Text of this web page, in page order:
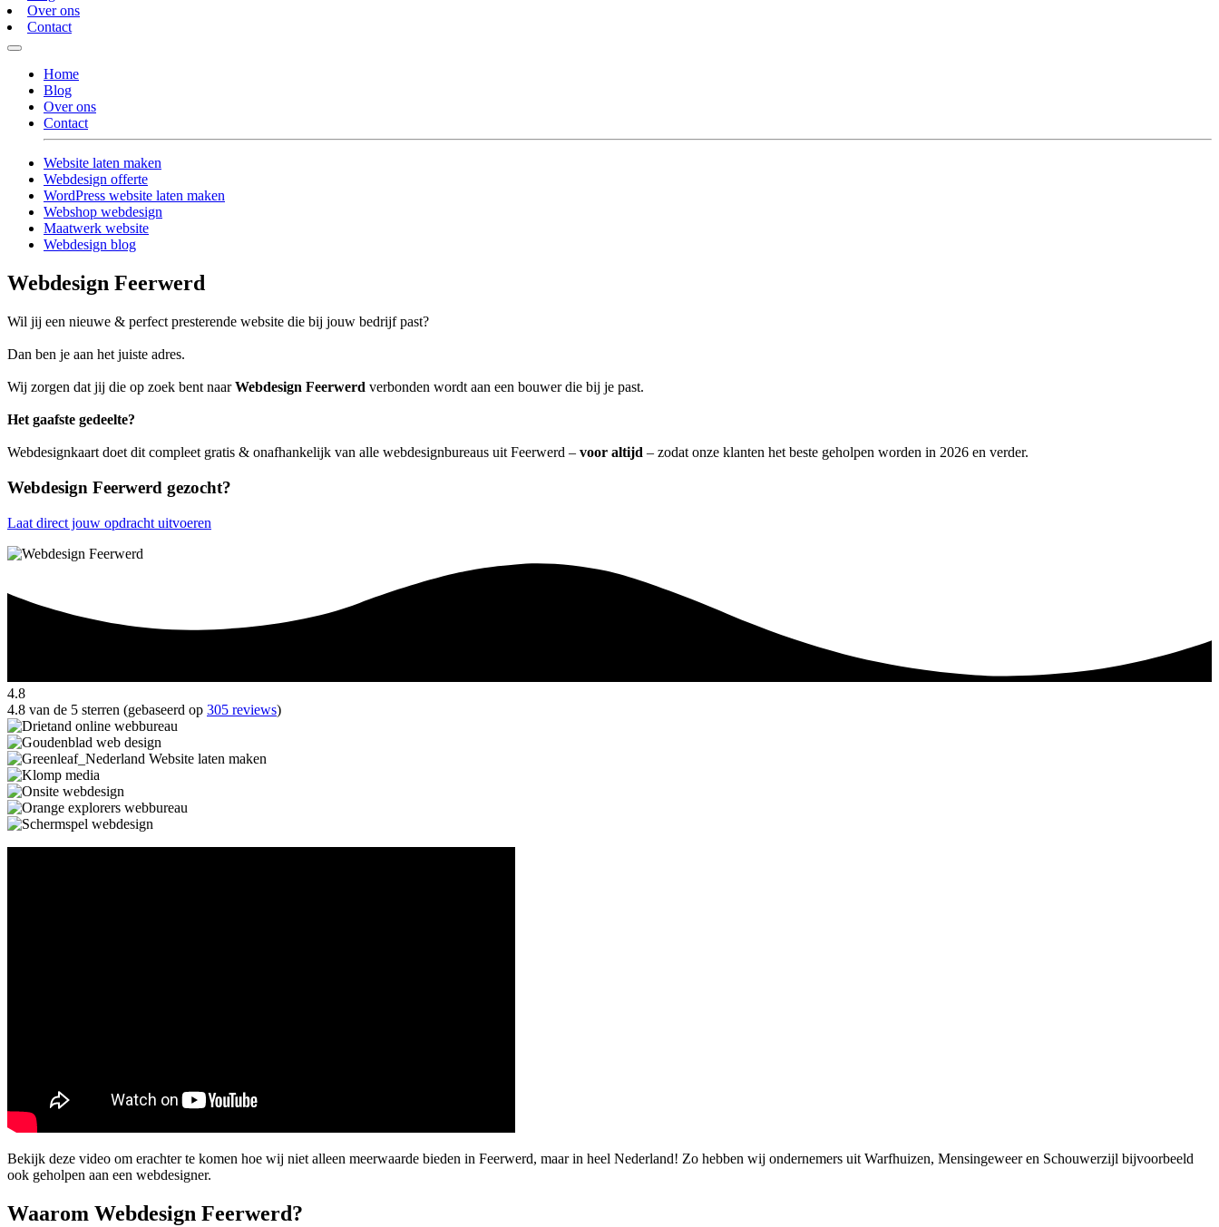
Over ons
Contact
Home
Blog
Over ons
Contact
Website laten maken
Webdesign offerte
WordPress website laten maken
Webshop webdesign
Maatwerk website
Webdesign blog
Webdesign Feerwerd
Wil jij een nieuwe & perfect presterende website die bij jouw bedrijf past?
Dan ben je aan het juiste adres.
Wij zorgen dat jij die op zoek bent naarWebdesign Feerwerd verbonden wordt aan een bouwer die bij je past.
Het gaafste gedeelte?
Webdesignkaart doet dit compleet gratis & onafhankelijk van alle webdesignbureaus uit Feerwerd – voor altijd – zodat onze klanten het beste geholpen worden in 2026 en verder.
Webdesign Feerwerd gezocht?
Laat direct jouw opdracht uitvoeren
4.8
4.8 van de 5 sterren (gebaseerd op 305 reviews)
Bekijk deze video om erachter te komen hoe wij niet alleen meerwaarde bieden in Feerwerd, maar in heel Nederland! Zo hebben wij ondernemers uit Warfhuizen, Mensingeweer en Schouwerzijl bijvoorbeeld
ook geholpen aan een webdesigner.
Waarom Webdesign Feerwerd?